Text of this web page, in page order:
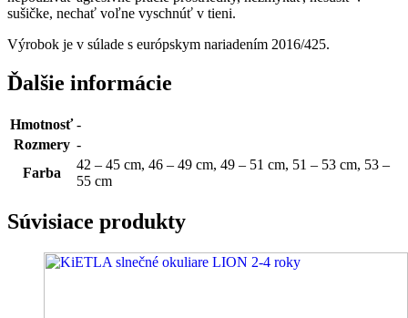
sušičke, nechať voľne vyschnúť v tieni.
Výrobok je v súlade s európskym nariadením 2016/425.
Ďalšie informácie
Hmotnosť -
Rozmery -
Farba
42 – 45 cm, 46 – 49 cm, 49 – 51 cm, 51 – 53 cm, 53 –
55 cm
Súvisiace produkty